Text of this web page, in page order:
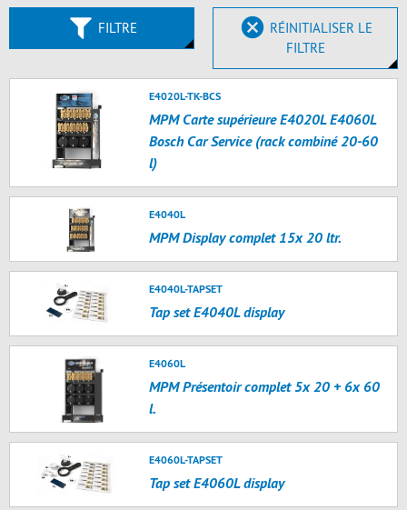
FILTRE
RÉINITIALISER LE
FILTRE
E4020L-TK-BCS
MPM Carte supérieure E4020L E4060L
Bosch Car Service (rack combiné 20-60
l)
E4040L
MPM Display complet 15x 20 ltr.
E4040L-TAPSET
Tap set E4040L display
E4060L
MPM Présentoir complet 5x 20 + 6x 60
l.
E4060L-TAPSET
Tap set E4060L display